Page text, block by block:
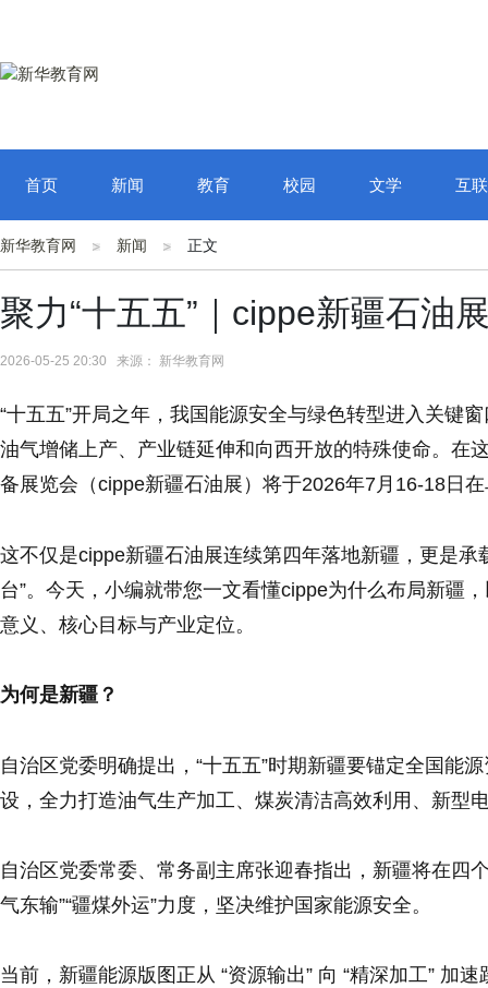
首页 新闻 教育 校园 文学 互
新华教育网 新闻 正文
聚力“十五五”｜cippe新疆石油
2026-05-25 20:30 来源： 新华教育网
“十五五”开局之年，我国能源安全与绿色转型进入关键
油气增储上产、产业链延伸和向西开放的特殊使命。在
备展览会（cippe新疆石油展）将于2026年7月16-18日
这不仅是cippe新疆石油展连续第四年落地新疆，更是
台”。今天，小编就带您一文看懂cippe为什么布局新疆
意义、核心目标与产业定位。
为何是新疆？
自治区党委明确提出，“十五五”时期新疆要锚定全国能
设，全力打造油气生产加工、煤炭清洁高效利用、新型
自治区党委常委、常务副主席张迎春指出，新疆将在四
气东输”“疆煤外运”力度，坚决维护国家能源安全。
当前，新疆能源版图正从 “资源输出” 向 “精深加工” 加